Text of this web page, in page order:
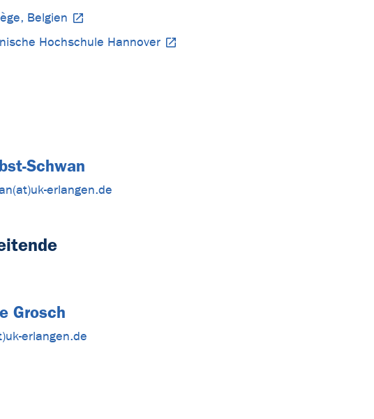
Belgien
Hochschule Hannover
Schwan
erlangen.de
Grosch
erlangen.de